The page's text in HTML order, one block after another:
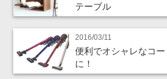
テーブル
2016/03/11
便利でオシャレなコ
に！